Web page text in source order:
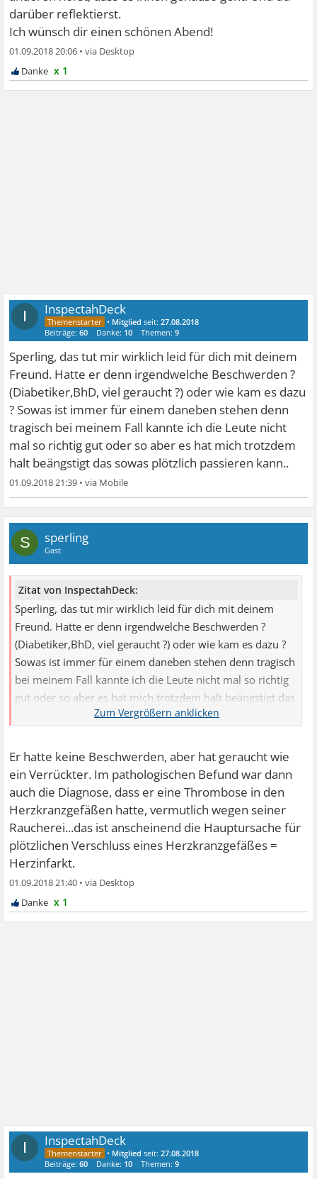
darüber reflektierst.
Ich wünsch dir einen schönen Abend!
01.09.2018 20:06 •
x 1
I InspectahDeck
• Mitglied seit:27.08.2018
Beiträge:60 Danke: 10 Themen:9
Sperling, das tut mir wirklich leid für dich mit deinem
Freund. Hatte er denn irgendwelche Beschwerden ?
(Diabetiker,BhD, viel geraucht ?) oder wie kam es dazu
? Sowas ist immer für einem daneben stehen denn
tragisch bei meinem Fall kannte ich die Leute nicht
mal so richtig gut oder so aber es hat mich trotzdem
halt beängstigt das sowas plötzlich passieren kann..
01.09.2018 21:39 •
S sperling
Gast
Zitat von InspectahDeck:
Sperling, das tut mir wirklich leid für dich mit deinem
Freund. Hatte er denn irgendwelche Beschwerden ?
(Diabetiker,BhD, viel geraucht ?) oder wie kam es dazu ?
Sowas ist immer für einem daneben stehen denn tragisch
bei meinem Fall kannte ich die Leute nicht mal so richtig
gut oder so aber es hat mich trotzdem halt beängstigt das
sowas plötzlich passieren kann..
Er hatte keine Beschwerden, aber hat geraucht wie
ein Verrückter. Im pathologischen Befund war dann
auch die Diagnose, dass er eine Thrombose in den
Herzkranzgefäßen hatte, vermutlich wegen seiner
Raucherei...das ist anscheinend die Hauptursache für
plötzlichen Verschluss eines Herzkranzgefäßes =
Herzinfarkt.
01.09.2018 21:40 •
x 1
I InspectahDeck
• Mitglied seit:27.08.2018
Beiträge:60 Danke: 10 Themen:9